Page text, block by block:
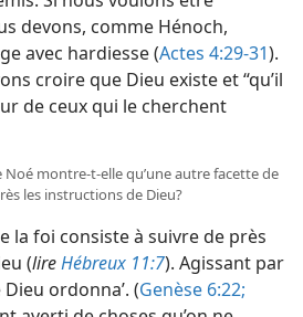
devons, comme Hénoch,
avec hardiesse (Actes 4:29-31).
croire que Dieu existe et “qu’il
de ceux qui le cherchent
montre-​t-​elle qu’une autre facette de
les instructions de Dieu?
la foi consiste à suivre de près
(lireHébreux 11:7). Agissant par
ordonna’. (Genèse 6:22;